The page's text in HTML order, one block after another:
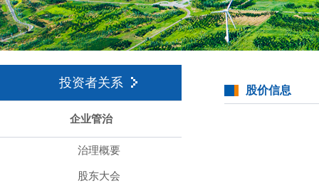
投资者关系
企业管治
治理概要
股东大会
股价信息